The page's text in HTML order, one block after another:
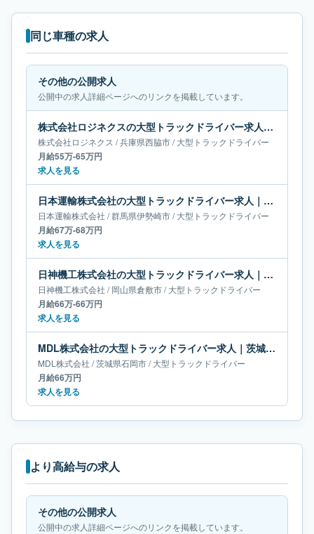
同じ車種の求人
その他の公開求人
公開中の求人詳細ページへのリンクを掲載しています。
株式会社ロジネクスの大型トラックドライバー求人｜兵庫県西脇市｜月給55万-65万円
株式会社ロジネクス /兵庫県西脇市/大型トラックドライバー
月給55万-65万円
求人を見る
日本運輸株式会社の大型トラックドライバー求人｜群馬県伊勢崎市｜月給67万-68万円
日本運輸株式会社 /群馬県伊勢崎市/大型トラックドライバー
月給67万-68万円
求人を見る
日神機工株式会社の大型トラックドライバー求人｜岡山県倉敷市｜月給66万-66万円
日神機工株式会社 /岡山県倉敷市/大型トラックドライバー
月給66万-66万円
求人を見る
MDL株式会社の大型トラックドライバー求人｜茨城県石岡市｜月給66万円
MDL株式会社 /茨城県石岡市/大型トラックドライバー
月給66万円
求人を見る
より高給与の求人
その他の公開求人
公開中の求人詳細ページへのリンクを掲載しています。